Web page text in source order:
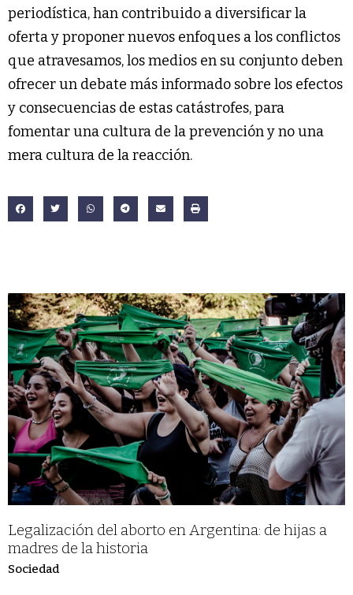
periodística, han contribuido a diversificar la
oferta y proponer nuevos enfoques a los conflictos
que atravesamos, los medios en su conjunto deben
ofrecer un debate más informado sobre los efectos
y consecuencias de estas catástrofes, para
fomentar una cultura de la prevención y no una
mera cultura de la reacción.
Legalización del aborto en Argentina: de hijas a
madres de la historia
Sociedad